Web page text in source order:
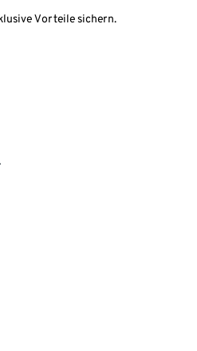
Vorteile sichern.